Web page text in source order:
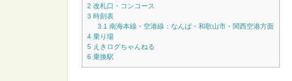
2 改札口・コンコース
3 時刻表
3.1 南海本線・空港線：なんば・和歌山市・関西空港方面
4 乗り場
5 えきログちゃんねる
6 乗換駅